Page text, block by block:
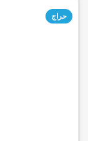
حراج